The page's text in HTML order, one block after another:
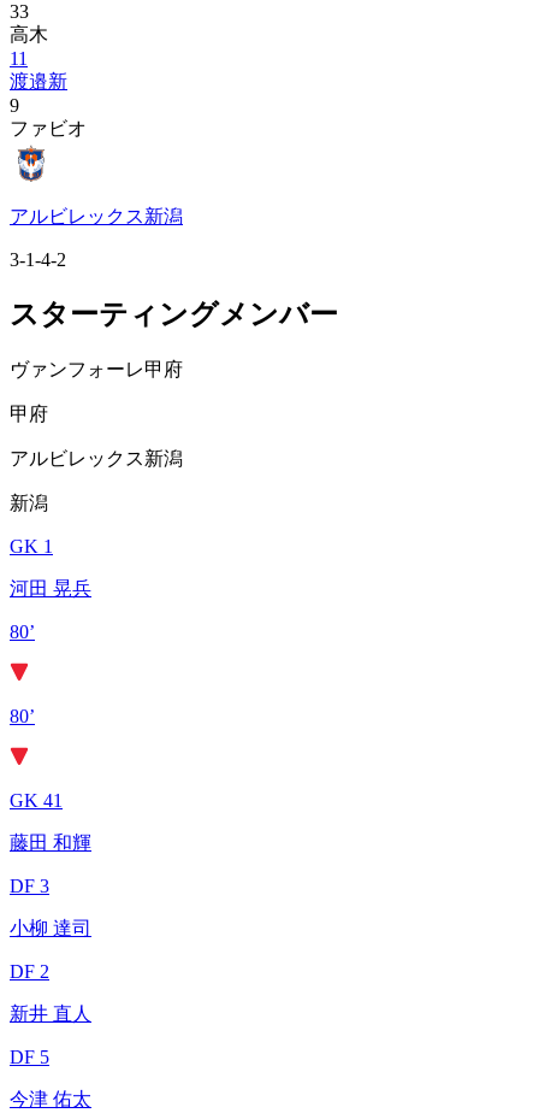
33
高木
11
渡邉新
9
ファビオ
アルビレックス新潟
3-1-4-2
スターティングメンバー
ヴァンフォーレ甲府
甲府
アルビレックス新潟
新潟
GK 1
河田 晃兵
80’
80’
GK 41
藤田 和輝
DF 3
小柳 達司
DF 2
新井 直人
DF 5
今津 佑太